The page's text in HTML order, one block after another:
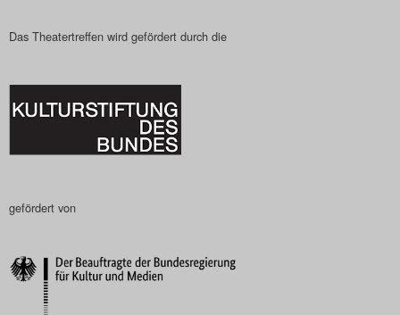
Nutzungsbedingungen
Search
Das Theatertreffen wird gefördert durch die
gefördert von